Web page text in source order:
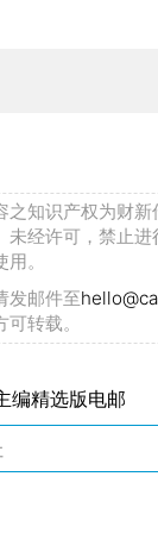
之知识产权为财
未经许可，禁止进
。
发邮件至
转载。
编精选版电邮